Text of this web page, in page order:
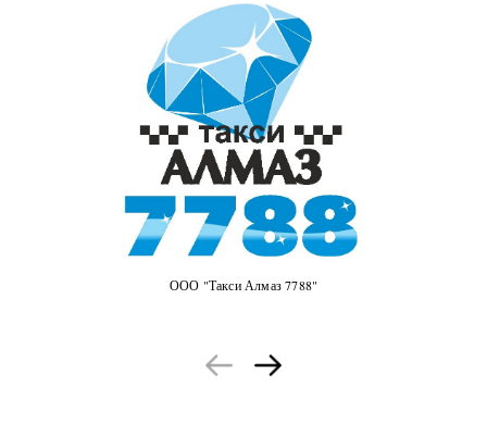
ООО "Такси Алмаз 7788"